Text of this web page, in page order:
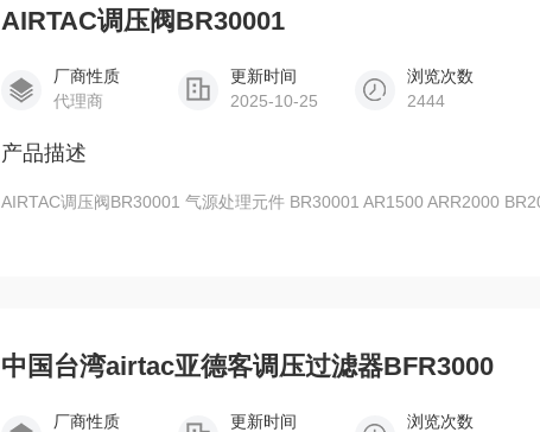
AIRTAC调压阀BR30001
厂商性质
代理商
更新时间
2025-10-25
浏览次数
2444
产品描述
AIRTAC调压阀BR30001 气源处理元件 BR30001 AR1500 ARR2000
中国台湾airtac亚德客调压过滤器BFR3000
厂商性质
更新时间
浏览次数